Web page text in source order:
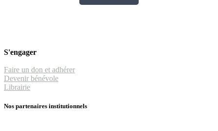
S'engager
Faire un don et adhérer
Devenir bénévole
Librairie
Nos partenaires institutionnels